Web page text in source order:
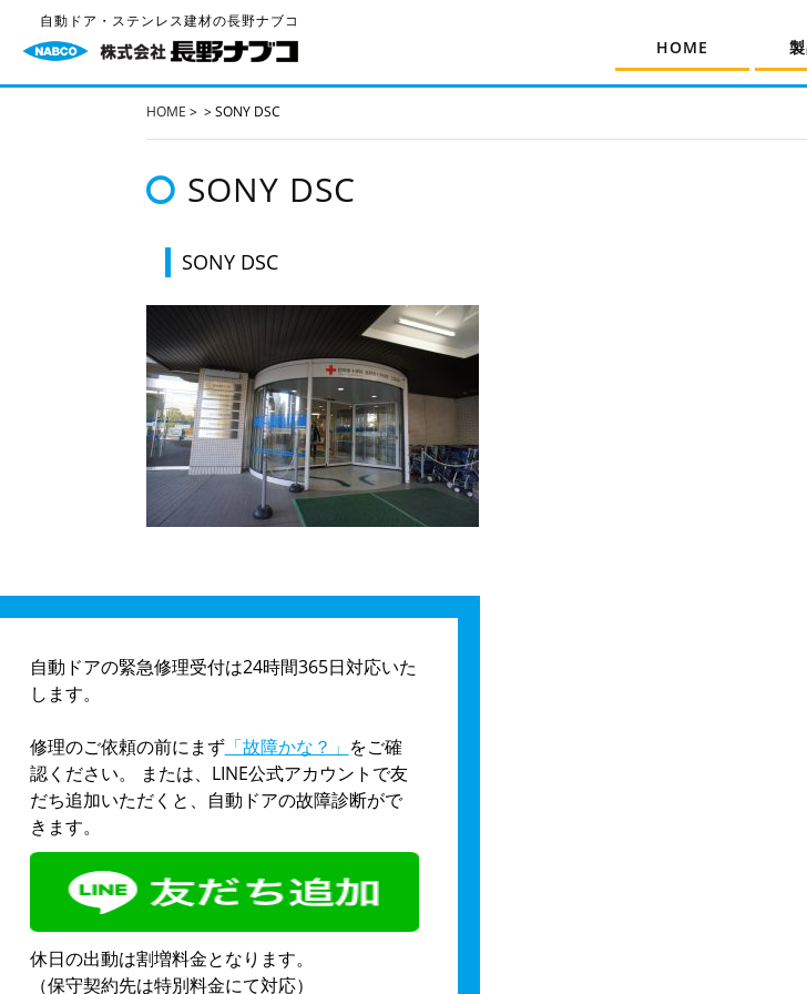
自動ドア・ステンレス建材の長野ナブコ
HOME
HOME > >SONY DSC
SONY DSC
SONY DSC
自動ドアの緊急修理受付は24時間365日対応いた
します。
修理のご依頼の前にまず「故障かな？」 をご確
認ください。 または、LINE公式アカウントで友
だち追加いただくと、自動ドアの故障診断がで
きます。
休日の出動は割増料金となります。
（保守契約先は特別料金にて対応）